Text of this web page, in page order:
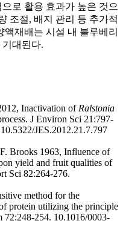
로 활용 효과가 높은 것으
조절, 배지 관리 등 추가적
재배는 시설 내 블루베리
대된다.
Inactivation of Ralstonia
J Environ Sci 21:797-
10.5322/JES.2012.21.7.797
Brooks 1963, Influence of
yield and fruit qualities of
Sci 82:264-276.
method for the
protein utilizing the principle
72:248-254. 10.1016/0003-